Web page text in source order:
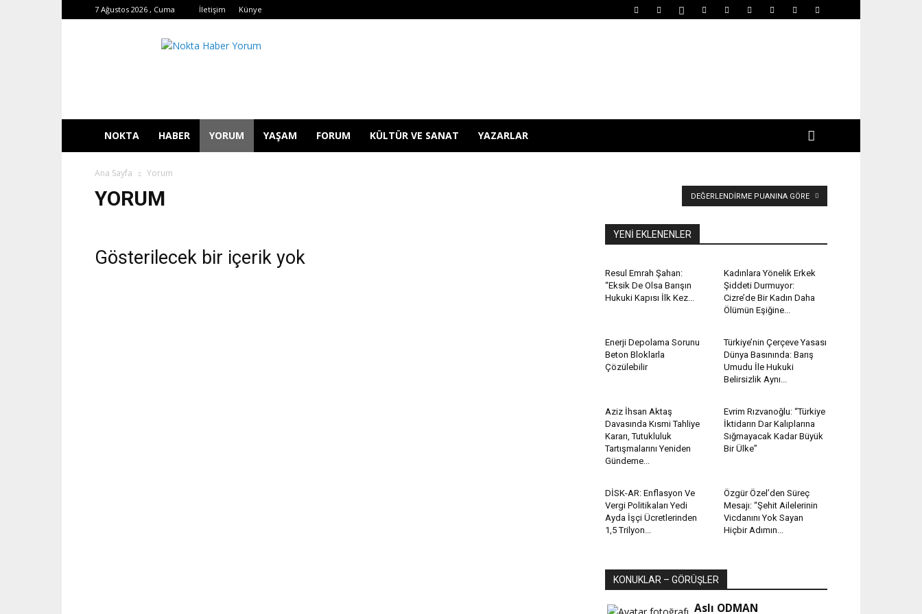
7 Ağustos 2026 , Cuma İletişim Künye
NOKTA HABER YORUM YAŞAM FORUM KÜLTÜR VE SANAT YAZARLAR
Ana Sayfa Yorum
YORUM DEĞERLENDIRME PUANINA GÖRE
Gösterilecek bir içerik yok
YENİ EKLENENLER
Resul Emrah Şahan:
“Eksik De Olsa Barışın
Hukuki Kapısı İlk Kez...
Kadınlara Yönelik Erkek
Şiddeti Durmuyor:
Cizre’de Bir Kadın Daha
Ölümün Eşiğine...
Enerji Depolama Sorunu
Beton Bloklarla
Çözülebilir
Türkiye’nin Çerçeve Yasası
Dünya Basınında: Barış
Umudu İle Hukuki
Belirsizlik Aynı...
Aziz İhsan Aktaş
Davasında Kısmi Tahliye
Kararı, Tutukluluk
Tartışmalarını Yeniden
Gündeme...
Evrim Rızvanoğlu: “Türkiye
İktidarın Dar Kalıplarına
Sığmayacak Kadar Büyük
Bir Ülke”
DİSK-AR: Enflasyon Ve
Vergi Politikaları Yedi
Ayda İşçi Ücretlerinden
1,5 Trilyon...
Özgür Özel’den Süreç
Mesajı: “Şehit Ailelerinin
Vicdanını Yok Sayan
Hiçbir Adımın...
KONUKLAR – GÖRÜŞLER
Aslı ODMAN